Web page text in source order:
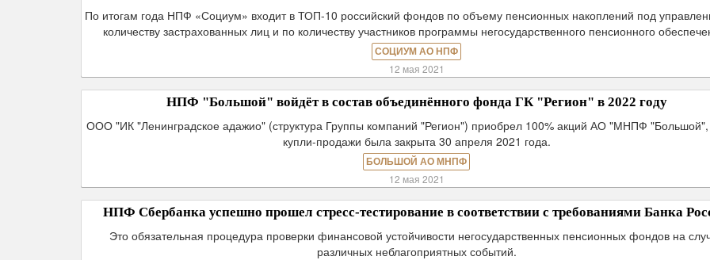
По итогам года НПФ «Социум» входит в ТОП-10 российский фондов по объему пенсионных накоплений под
количеству застрахованных лиц и по количеству участников программы негосударственного пенсионного
СОЦИУМ АО НПФ
12 мая 2021
НПФ "Большой" войдёт в состав объединённого фонда ГК "Регион" в 2022 году
ООО "ИК "Ленинградское адажио" (структура Группы компаний "Регион") приобрел 100% акций АО "МНПФ "Большой",
купли-продажи была закрыта 30 апреля 2021 года.
БОЛЬШОЙ АО МНПФ
12 мая 2021
НПФ Сбербанка успешно прошел стресс-тестирование в соответствии с требованиями Банка
Это обязательная процедура проверки финансовой устойчивости негосударственных пенсионных фондов на
различных неблагоприятных событий.